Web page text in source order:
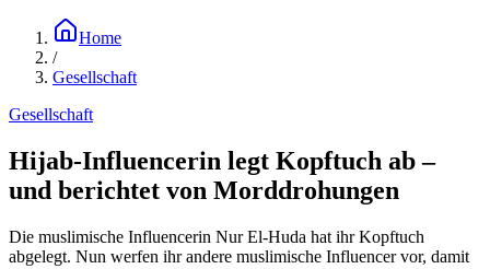
Home
/
Gesellschaft
Gesellschaft
Hijab-Influencerin legt Kopftuch ab –
und berichtet von Morddrohungen
Die muslimische Influencerin Nur El-Huda hat ihr Kopftuch
abgelegt. Nun werfen ihr andere muslimische Influencer vor, damit